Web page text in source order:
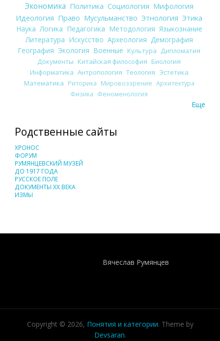
Экономика Политика Социология Мифология
Идеология Право Мусульманство Этнология Этика
Наука Логика Педагогика Методология Языкознание
Литература Искусство Археология Демография
География Экология Военные Культура
Дипломатия
Документы Китайская философия Биология
Информатика Антропология Теология Эстетика
Математика Риторика Мировоззрение Архитектура
Физика Феноменология
Еще
Родственные сайты
ХРОНОС
ФОРУМ
РУМЯНЦЕВСКИЙ МУЗЕЙ
ДО 1917 ГОДА
РУССКОЕ ПОЛЕ
ДОКУМЕНТЫ XX ВЕКА
ИЗМЫ
Вячеслав Румянцев
Copyright © 2026, Понятия и категории. Theme by
Devsaran.